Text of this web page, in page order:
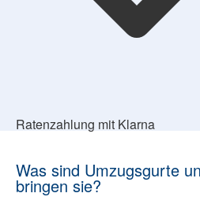
Ratenzahlung mit Klarna
Was sind Umzugsgurte
bringen sie?